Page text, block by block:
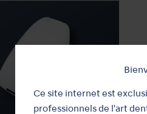
Ce site internet est
professionnels de l'art